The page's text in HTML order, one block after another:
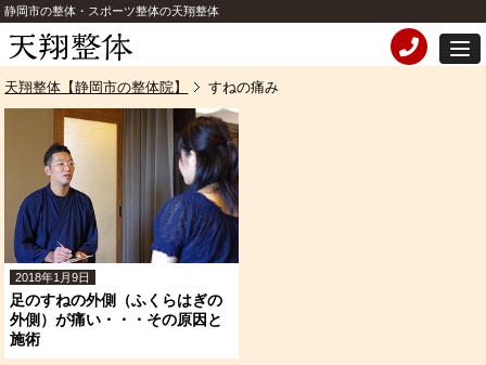
静岡市の整体・スポーツ整体の天翔整体
天翔整体【静岡市の整体院】 すねの痛み
2018年1月9日
足のすねの外側（ふくらはぎの
外側）が痛い・・・その原因と
施術